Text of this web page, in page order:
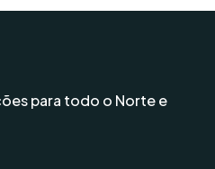
para todo o Norte e